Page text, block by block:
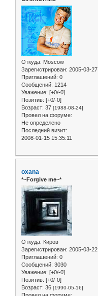
Откуда: Moscow
Зарегистрирован: 2005-03-27
Приглашений: 0
Сообщений: 1214
Уважение: [+0/-0]
Позитив: [+0/-0]
Возраст: 37 [1988-08-24]
Провел на форуме:
Не определено
Последний визит:
2008-01-15 15:35:11
oxana
*~Forgive me~*
Откуда: Киров
Зарегистрирован: 2005-03-22
Приглашений: 0
Сообщений: 3030
Уважение: [+0/-0]
Позитив: [+0/-0]
Возраст: 36 [1990-05-16]